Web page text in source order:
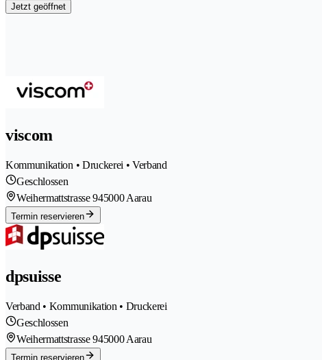
Jetzt geöffnet
viscom
Kommunikation • Druckerei • Verband
Geschlossen
Weihermattstrasse 945000 Aarau
Termin reservieren
dpsuisse
Verband • Kommunikation • Druckerei
Geschlossen
Weihermattstrasse 945000 Aarau
Termin reservieren